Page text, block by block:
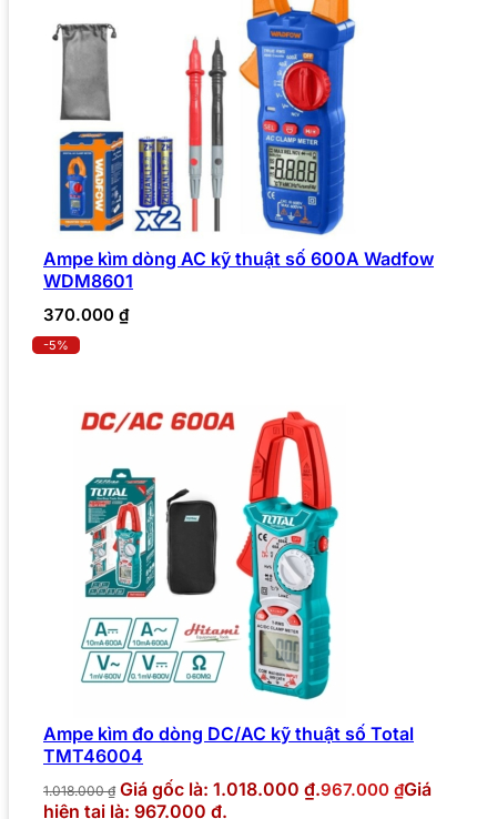
Ampe kìm dòng AC kỹ thuật số 600A Wadfow
WDM8601
370.000 ₫
-5%
Ampe kìm đo dòng DC/AC kỹ thuật số Total
TMT46004
1.018.000₫ Giá gốc là: 1.018.000 ₫.967.000 ₫Giá
hiện tại là: 967.000 ₫.